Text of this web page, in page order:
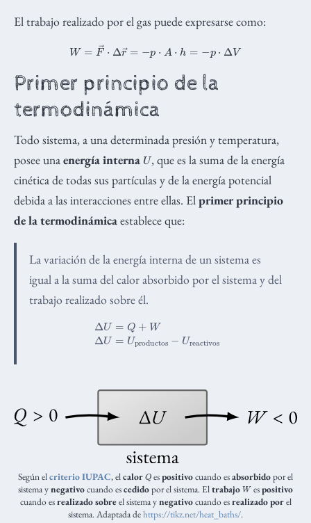
El trabajo realizado por el gas puede expresarse como:
= Δ
Primer principio de la
termodinámica
Todo sistema, a una determinada presión y temperatura,
posee unaenergía interna U, que es la suma de la energía
cinética de todas sus partículas y de la energía potencial
debida a las interacciones entre ellas. Elprimer principio
de la termodinámicaestablece que:
La variación de la energía interna de un sistema es
igual a la suma del calor absorbido por el sistema y del
trabajo realizado sobre él.
Q+W U= U productos
Según elcriterio IUPAC, elcalor Q espositivocuando esabsorbidopor el
sistema ynegativocuando escedidopor el sistema. EltrabajoWespositivo
cuando esrealizado sobreel sistema ynegativocuando esrealizado porel
sistema. Adaptada dehttps://tikz.net/heat_baths/.